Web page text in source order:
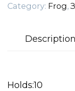
Category: Frog,
Description
Holds:10